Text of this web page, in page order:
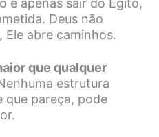
é apenas sair do Egito,
Deus não
Ele abre caminhos.
que qualquer
estrutura
que pareça, pode